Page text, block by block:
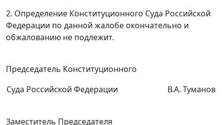
2. Определение Конституционного Суда Российской
Федерации по данной жалобе окончательно и
обжалованию не подлежит.
Председатель Конституционного
Суда Российской Федерации
В.А. Туманов
Заместитель Председателя